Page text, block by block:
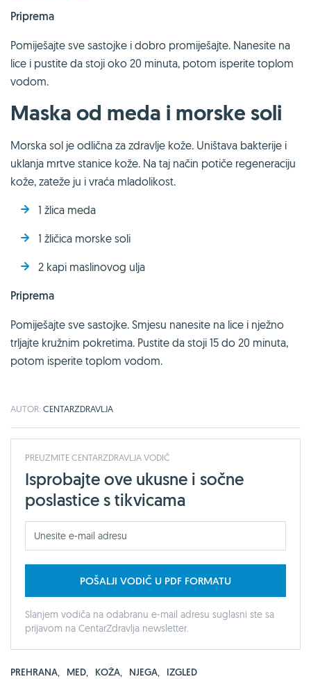
Priprema
Pomiješajte sve sastojke i dobro promiješajte. Nanesite na
lice i pustite da stoji oko 20 minuta, potom isperite toplom
vodom.
Maska od meda i morske soli
Morska sol je odlična za zdravlje kože. Uništava bakterije i
uklanja mrtve stanice kože. Na taj način potiče regeneraciju
kože, zateže ju i vraća mladolikost.
1 žlica meda
1 žličica morske soli
2 kapi maslinovog ulja
Priprema
Pomiješajte sve sastojke. Smjesu nanesite na lice i nježno
trljajte kružnim pokretima. Pustite da stoji 15 do 20 minuta,
potom isperite toplom vodom.
AUTOR: CENTARZDRAVLJA
PREUZMITE CENTARZDRAVLJA VODIČ
Isprobajte ove ukusne i sočne
poslastice s tikvicama
POŠALJI VODIČ U PDF FORMATU
Slanjem vodiča na odabranu e-mail adresu suglasni ste sa
prijavom na CentarZdravlja newsletter.
PREHRANA, MED, KOŽA, NJEGA, IZGLED